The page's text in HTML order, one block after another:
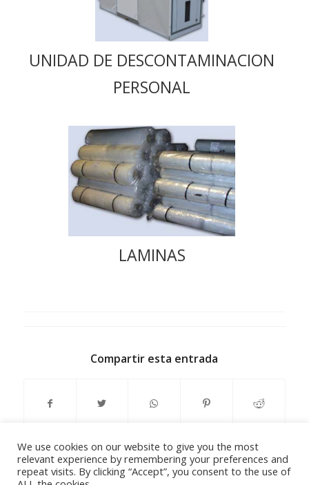
UNIDAD DE DESCONTAMINACION
PERSONAL
LAMINAS
Compartir esta entrada
We use cookies on our website to give you the most
relevant experience by remembering your preferences and
repeat visits. By clicking “Accept”, you consent to the use of